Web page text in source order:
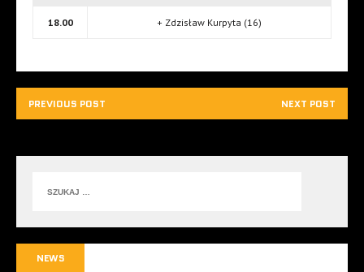
18.00 + Zdzisław Kurpyta (16)
PREVIOUS POST NEXT POST
NEWS